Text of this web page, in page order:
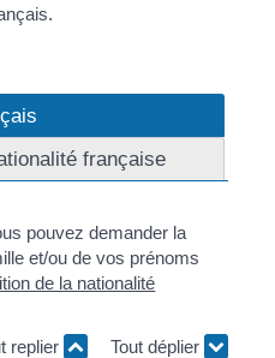
française
pouvez demander la
et/ou de vos prénoms
de la nationalité
replier
Tout déplier